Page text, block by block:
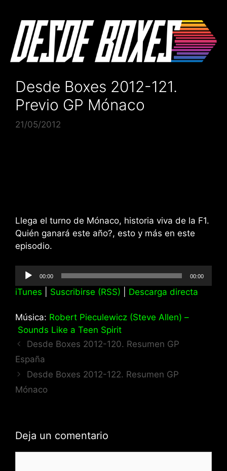
contenido
Desde Boxes 2012-121.
Previo GP Mónaco
21/05/2012
Llega el turno de Mónaco, historia viva de la F1.
Quién ganará este año?, esto y más en este
episodio.
Reproductor
de
audio
00:00 00:00
iTunes Suscribirse (RSS) Descarga directa
Música: Robert Pieculewicz (Steve Allen) –
Sounds Like a Teen Spirit
Desde Boxes 2012-120. Resumen GP
España
Desde Boxes 2012-122. Resumen GP
Mónaco
Deja un comentario